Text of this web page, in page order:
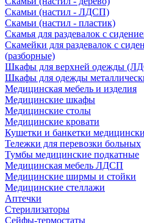
Скамьи (настил - ЛДСП)
Скамьи (настил - пластик)
Скамья для раздевалок с
Скамейки для раздевалок с
(разборные)
Шкафы для верхней одежды
Шкафы для одежды
Медицинская мебель и изделия
Медицинские шкафы
Медицинские столы
Медицинские кровати
Кушетки и банкетки
Тележки для перевозки больных
Тумбы медицинские подкатные
Медицинская мебель ЛДСП
Медицинские ширмы и стойки
Медицинские стеллажи
Аптечки
Стерилизаторы
Сейфы-термостаты